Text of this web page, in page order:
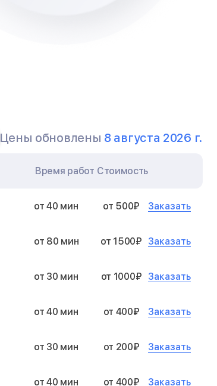
Цены обновлены 8 августа 2026 г.
Время работ Стоимость
от 40 мин от 500₽ Заказать
от 80 мин от 1500₽ Заказать
от 30 мин от 1000₽ Заказать
от 40 мин от 400₽ Заказать
от 30 мин от 200₽ Заказать
от 40 мин от 400₽ Заказать